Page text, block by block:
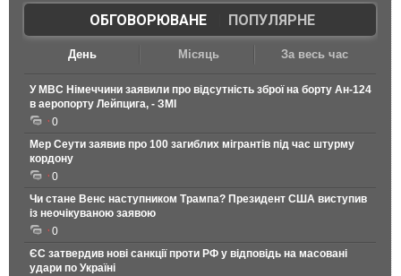
ОБГОВОРЮВАНЕ| ПОПУЛЯРНЕ
День Місяць За весь час
У МВС Німеччини заявили про відсутність зброї на борту Ан-124
в аеропорту Лейпцига, - ЗМІ
0
Мер Сеути заявив про 100 загиблих мігрантів під час штурму
кордону
0
Чи стане Венс наступником Трампа? Президент США виступив
із неочікуваною заявою
0
ЄС затвердив нові санкції проти РФ у відповідь на масовані
удари по Україні